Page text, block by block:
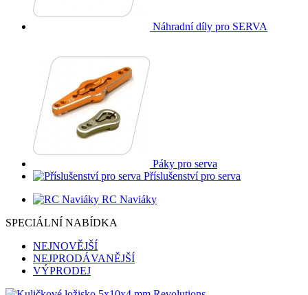
Náhradní díly pro SERVA
Páky pro serva
Příslušenství pro serva
RC Naviáky
SPECIÁLNÍ NABÍDKA
NEJNOVĚJŠÍ
NEJPRODÁVANĚJŠÍ
VÝPRODEJ